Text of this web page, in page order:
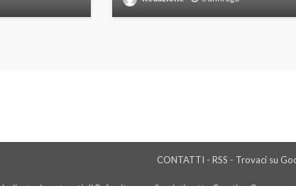
CONTATTI - RSS - Trovaci su